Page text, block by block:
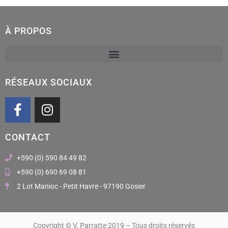
À PROPOS
RÉSEAUX SOCIAUX
F
a
e
b
o
o
k
I
n
t
a
g
r
a
CONTACT
+590 (0) 590 84 49 82
+590 (0) 690 69 08 81
2 Lot Manioc - Petit Havre - 97190 Gosier
Copyright © V. Parratte 2019 – Tous droits réservés